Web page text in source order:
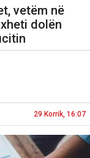
vetëm në
dolën
29 Korrik, 16:07